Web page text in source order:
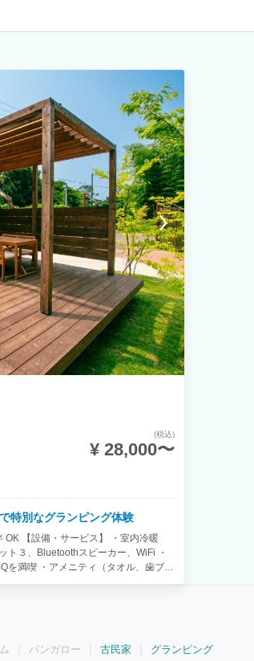
(税込)
¥ 28,000〜
特別なグランピング体験
OK 【設備・サービス】 ・室内冷暖
ト３、Bluetoothスピーカー、WiFi ・
を満喫 ・アメニティ（タオル、歯ブラ
は大人料金の半額 【駐車場】 ・駐車
】 ・室内着や寝間着はご持参くださ
バンガロー 古民家 グランピング